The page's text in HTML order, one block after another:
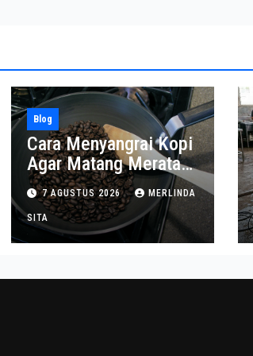
Blog
Cara Menyangrai Kopi
Agar Matang Merata
dan Tahan Lama
7 AGUSTUS 2026 MERLINDA
SITA